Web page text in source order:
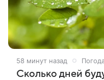
58 минут назад
Сколько дней